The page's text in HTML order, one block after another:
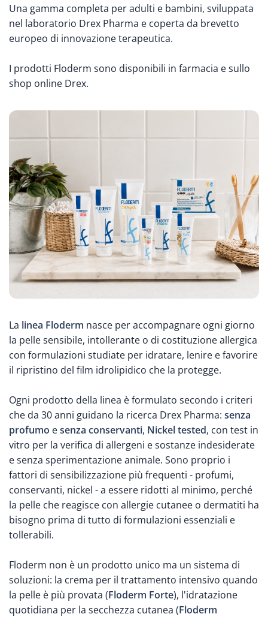
Una gamma completa per adulti e bambini, sviluppata
nel laboratorio Drex Pharma e coperta da brevetto
europeo di innovazione terapeutica.
I prodotti Floderm sono disponibili in farmacia e sullo
shop online Drex.
La linea Floderm nasce per accompagnare ogni giorno
la pelle sensibile, intollerante o di costituzione allergica
con formulazioni studiate per idratare, lenire e favorire
il ripristino del film idrolipidico che la protegge.
Ogni prodotto della linea è formulato secondo i criteri
che da 30 anni guidano la ricerca Drex Pharma: senza
profumo esenza conservanti, Nickeltested, con test in
vitro per la verifica di allergeni e sostanze indesiderate
e senza sperimentazione animale. Sono proprio i
fattori di sensibilizzazione più frequenti - profumi,
conservanti, nickel - a essere ridotti al minimo, perché
la pelle che reagisce con allergie cutanee o dermatiti ha
bisogno prima di tutto di formulazioni essenziali e
tollerabili.
Floderm non è un prodotto unico ma un sistema di
soluzioni: la crema per il trattamento intensivo quando
la pelle è più provata (Floderm Forte), l'idratazione
quotidiana per la secchezza cutanea (Floderm